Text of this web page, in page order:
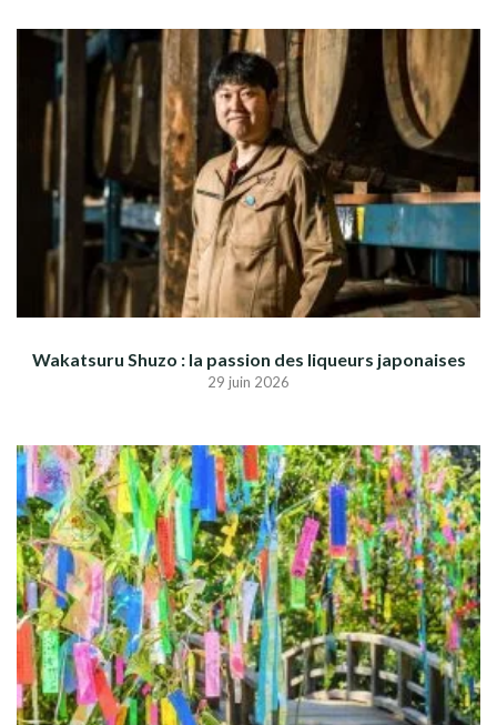
Wakatsuru Shuzo : la passion des liqueurs japonaises
29 juin 2026